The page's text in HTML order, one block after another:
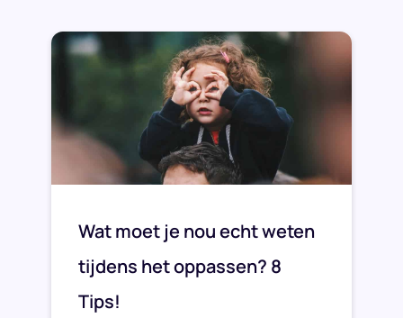
Wat moet je nou echt weten
tijdens het oppassen? 8
Tips!